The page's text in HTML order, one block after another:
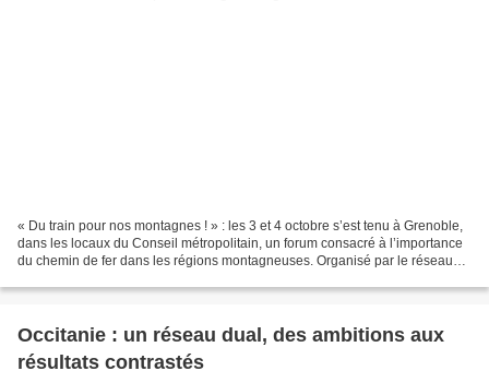
« Du train pour nos montagnes ! » : les 3 et 4 octobre s’est tenu à Grenoble,
dans les locaux du Conseil métropolitain, un forum consacré à l’importance
du chemin de fer dans les régions montagneuses. Organisé par le réseau
Occitanie : un réseau dual, des ambitions aux
résultats contrastés